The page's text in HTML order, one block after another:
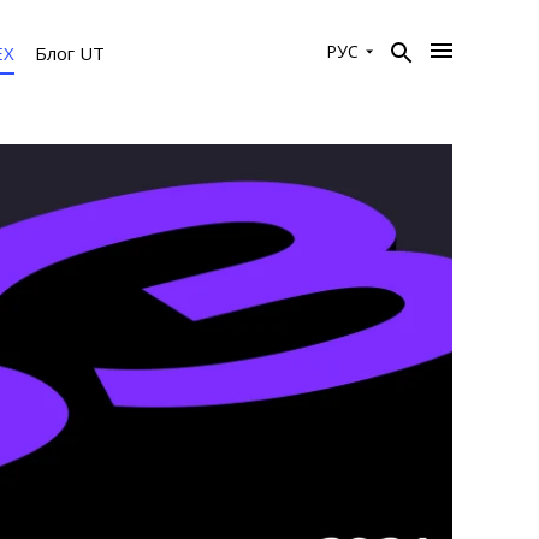
Блог UT РУС